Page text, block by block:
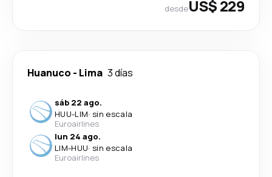
desdeUS$ 229
Huanuco - Lima 3 días
sáb 22 ago.
HUU-LIM· sin escala
Euroairlines
lun 24 ago.
LIM-HUU· sin escala
Euroairlines